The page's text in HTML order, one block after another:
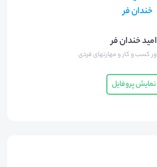
امید خندان فر
کسب و کار و مهارتهای فردی
نمایش پروفایل